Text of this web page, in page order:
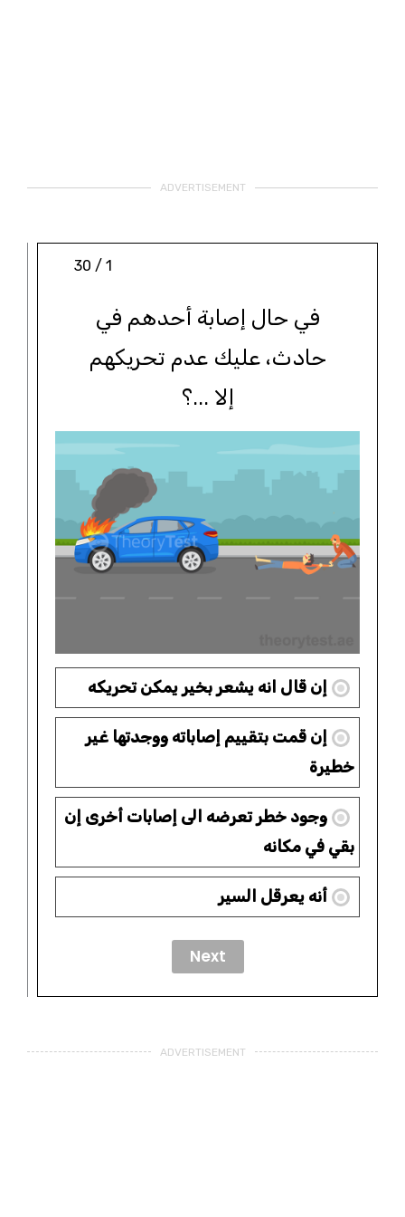
ADVERTISEMENT
1 / 30
في حال إصابة أحدهم في
حادث، عليك عدم تحريكهم
إلا ...؟
إن قال انه يشعر بخير يمكن تحريكه
إن قمت بتقييم إصاباته ووجدتها غير
خطيرة
وجود خطر تعرضه الى إصابات أخرى إن
بقي في مكانه
أنه يعرقل السير
ADVERTISEMENT